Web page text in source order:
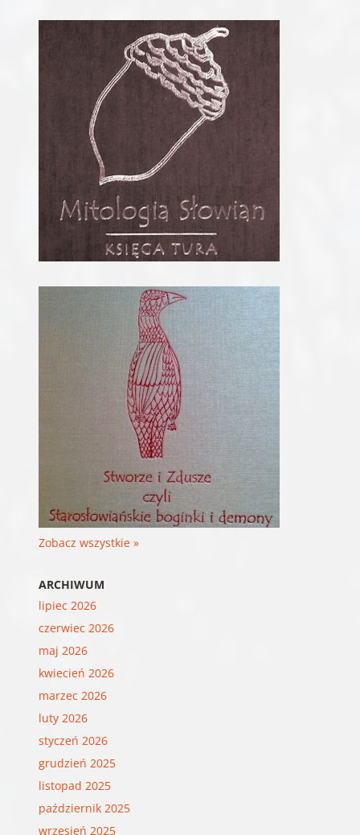
Zobacz wszystkie »
ARCHIWUM
lipiec 2026
czerwiec 2026
maj 2026
kwiecień 2026
marzec 2026
luty 2026
styczeń 2026
grudzień 2025
listopad 2025
październik 2025
wrzesień 2025